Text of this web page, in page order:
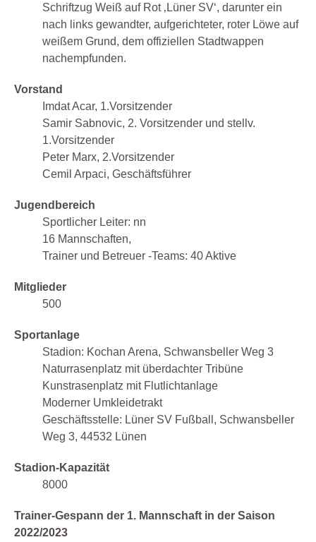
Schriftzug Weiß auf Rot ‚Lüner SV‘, darunter ein
nach links gewandter, aufgerichteter, roter Löwe auf
weißem Grund, dem offiziellen Stadtwappen
nachempfunden.
Vorstand
Imdat Acar, 1.Vorsitzender
Samir Sabnovic, 2. Vorsitzender und stellv.
1.Vorsitzender
Peter Marx, 2.Vorsitzender
Cemil Arpaci, Geschäftsführer
Jugendbereich
Sportlicher Leiter: nn
16 Mannschaften,
Trainer und Betreuer -Teams: 40 Aktive
Mitglieder
500
Sportanlage
Stadion: Kochan Arena, Schwansbeller Weg 3
Naturrasenplatz mit überdachter Tribüne
Kunstrasenplatz mit Flutlichtanlage
Moderner Umkleidetrakt
Geschäftsstelle: Lüner SV Fußball, Schwansbeller
Weg 3, 44532 Lünen
Stadion-Kapazität
8000
Trainer-Gespann der 1. Mannschaft in der Saison
2022/2023